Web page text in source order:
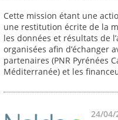
Cette mission étant une
une restitution écrite de la
les données et résultats de
organisées afin d’échanger
partenaires (PNR Pyrénées
Méditerranée) et les
24/04/